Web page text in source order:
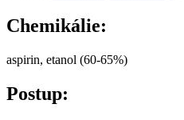
Chemikálie:
aspirin, etanol (60-65%)
Postup: